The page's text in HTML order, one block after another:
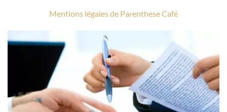
Mentions légales de Parenthese Café